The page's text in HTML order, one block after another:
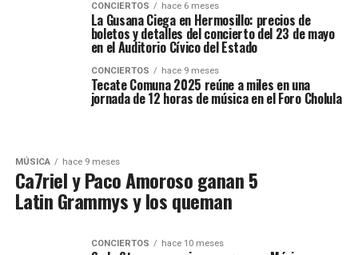
CONCIERTOS hace 6 meses
La Gusana Ciega en Hermosillo: precios de
boletos y detalles del concierto del 23 de mayo
en el Auditorio Cívico del Estado
CONCIERTOS hace 9 meses
Tecate Comuna 2025 reúne a miles en una
jornada de 12 horas de música en el Foro Cholula
MÚSICA hace 9 meses
Ca7riel y Paco Amoroso ganan 5
Latin Grammys y los queman
CONCIERTOS hace 10 meses